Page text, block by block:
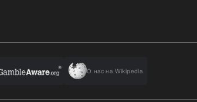
О нас на Wikipedia